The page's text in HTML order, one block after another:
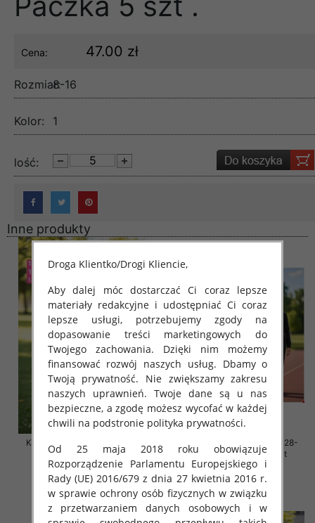
Cena: 47.00 zł
Rozmiar:8-16
Kolor: 1
lość:
Inne produkty
Komplet dziewczęce Roz 128-
164, 1 kolor Paczka 7 szt
44.00 zł
szczegóły
Komplet dziewczęce Roz 128-
164, 1 kolor Paczka 7 szt
44.00 zł
szczegóły
Droga Klientko/Drogi Kliencie,
Aby dalej móc dostarczać Ci coraz lepsze
materiały redakcyjne i udostępniać Ci coraz
lepsze usługi, potrzebujemy zgody na
dopasowanie treści marketingowych do
Twojego zachowania. Dzięki nim możemy
finansować rozwój naszych usług. Dbamy o
Twoją prywatność. Nie zwiększamy zakresu
naszych uprawnień. Twoje dane są u nas
bezpieczne, a zgodę możesz wycofać w każdej
chwili na podstronie polityka prywatności.
Od 25 maja 2018 roku obowiązuje
Rozporządzenie Parlamentu Europejskiego i
Rady (UE) 2016/679 z dnia 27 kwietnia 2016 r.
w sprawie ochrony osób fizycznych w związku
z przetwarzaniem danych osobowych i w